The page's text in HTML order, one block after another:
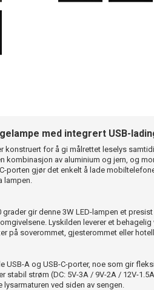
med integrert USB-
konstruert for å gi målrettet leselys
kombinasjon av aluminium og jern, og
porten gjør det enkelt å lade
lampen.
gir denne 3W LED-lampen et
Lyskilden leverer et behagelig
på soverommet, gjesterommet eller
USB-A og USB-C-porter, noe som gir
stabil strøm (DC: 5V-3A / 9V-2A / 12V-
lysarmaturen ved siden av sengen.